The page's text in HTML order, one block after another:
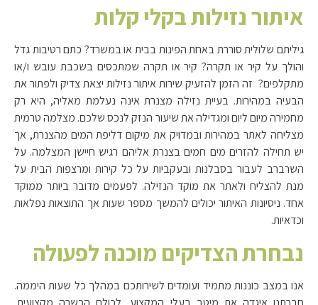
איתור נזילות בקלי קלות
גיליתם שלולית סוררת באחת הפינות בבית או במשרד? כתם רטיבות גדל
והולך על קיר או תקרה? קיר או תקרה שמתכסים בשכבת עובש ו/או
מתקלפים? זה הזמן להזעיק שירות איתור נזילות יצאת צדיק ולפתור את
הבעיה במהירות. בעיית נזילה מצנרת אינה נעלמת מאליה, היא רק
מחמירה מיום ליום ומגדילה את שיעור הנזק לנכס שלכם. מצלמה טרמית
מצליחה לאתר במהירות ובמדויק את מיקום דליפת המים מהצנרת, אך
יש תחילה להזרים מים חמים בצנרת אליהם רגיש חיישן המצלמה. על
השרברב לעבור בסבלנות ובעקביות על כל קירות ומרצפות הבית על
מנת להצליח ולאתר את מוקד הנזילה. לפעמים מדובר ביותר ממוקד
אחד. ניסיונות האיתור יכולים להמשך מספר שעות אך התוצאות נפלאות
וכדאיות.
נבחרת הצדיקים מוכנה לפעולה
אנו במצב כוננות מתמיד ועומדים לשירותכם במהלך כל שעות היממה.